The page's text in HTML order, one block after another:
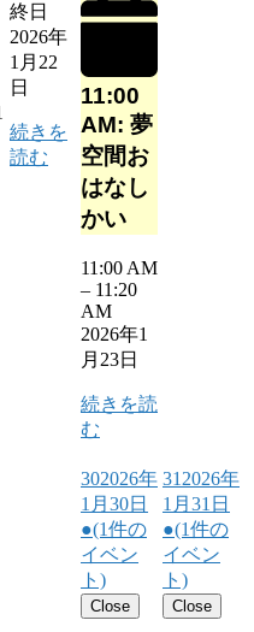
終日
2026年
1月22
日
続きを
読む
11:00
AM: 夢
空間お
はなし
かい
11:00 AM
– 11:20
AM
2026年1
月23日
続きを読
む
302026年
1月30日
●(1件の
イベン
ト)
Close
31 2026年
1月31日
●(1件の
イベン
ト)
Close